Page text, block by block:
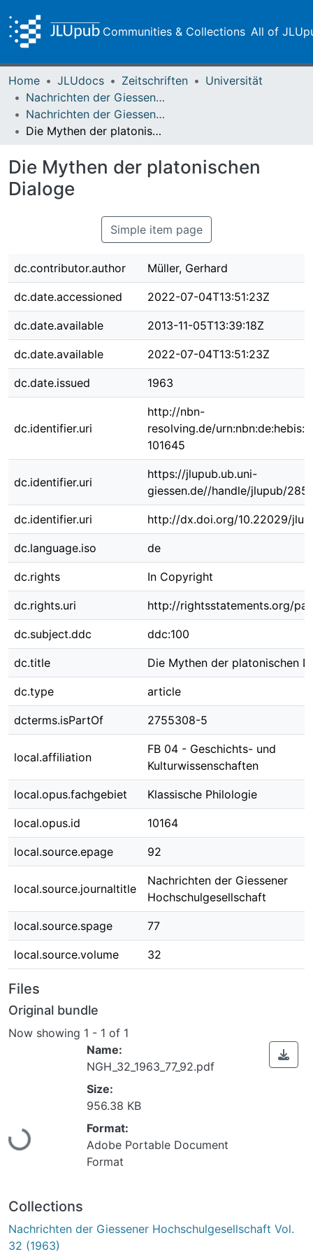
Communities & Collections All of
Home JLUdocs Zeitschriften
Universität
Nachrichten der Giessener Hochschulgesellschaft
Nachrichten der Giessener Hochschulgesellschaft Vol. 32 (1963)
Die Mythen der platonischen Dialoge
Die Mythen der platonischen
Dialoge
Simple item page
dc.contributor.author Müller, Gerhard
dc.date.accessioned 2022-07-04T13:51:23Z
dc.date.available 2013-11-05T13:39:18Z
dc.date.available 2022-07-04T13:51:23Z
dc.date.issued 1963
dc.identifier.uri
http://nbn-
resolving.de/
101645
dc.identifier.uri
https://jlupub.ub.uni-
giessen.de//handle/jlupub/
dc.identifier.uri http://dx.doi.org/10.22029/
dc.language.iso de
dc.rights In Copyright
dc.rights.uri http://rightsstatements.org/
dc.subject.ddc ddc:100
dc.title Die Mythen der platonischen
dc.type article
dcterms.isPartOf 2755308-5
local.affiliation
FB 04 - Geschichts- und
Kulturwissenschaften
local.opus.fachgebiet Klassische Philologie
local.opus.id 10164
local.source.epage 92
local.source.journaltitle
Nachrichten der Giessener
Hochschulgesellschaft
local.source.spage 77
local.source.volume 32
Files
Original bundle
Now showing 1 - 1 of 1
Loading...
Name:
NGH_32_1963_77_92.pdf
Size:
956.38 KB
Format:
Adobe Portable Document
Format
Collections
Nachrichten der Giessener Hochschulgesellschaft Vol.
32 (1963)